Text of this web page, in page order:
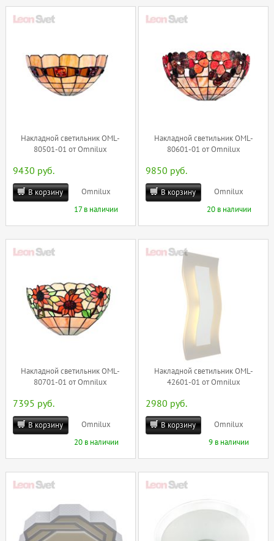
Накладной светильник OML-
80501-01 от Omnilux
9430 руб.
В корзину
Omnilux
17 в наличии
Накладной светильник OML-
80601-01 от Omnilux
9850 руб.
В корзину
Omnilux
20 в наличии
Накладной светильник OML-
80701-01 от Omnilux
7395 руб.
В корзину
Omnilux
20 в наличии
Накладной светильник OML-
42601-01 от Omnilux
2980 руб.
В корзину
Omnilux
9 в наличии